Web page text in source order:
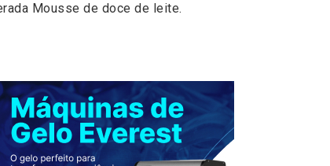
Mousse de doce de leite.